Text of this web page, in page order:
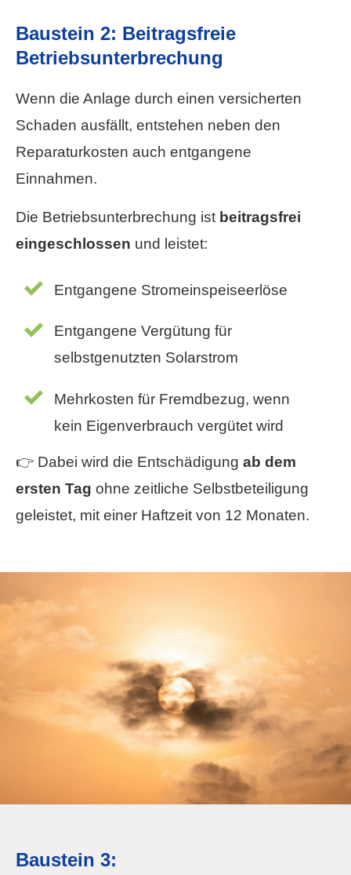
Baustein 2: Beitragsfreie
Betriebsunterbrechung
Wenn die Anlage durch einen versicherten
Schaden ausfällt, entstehen neben den
Reparaturkosten auch entgangene
Einnahmen.
Die Betriebsunterbrechung ist beitragsfrei
eingeschlossen und leistet:
Entgangene Stromeinspeiseerlöse
Entgangene Vergütung für
selbstgenutzten Solarstrom
Mehrkosten für Fremdbezug, wenn
kein Eigenverbrauch vergütet wird
👉 Dabei wird die Entschädigung ab dem
ersten Tag ohne zeitliche Selbstbeteiligung
geleistet, mit einer Haftzeit von 12 Monaten.
Baustein 3: